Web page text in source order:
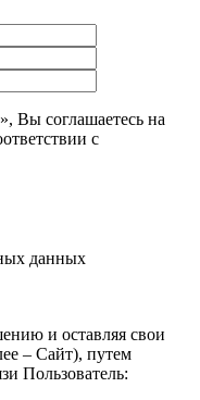
Вы соглашаетесь на
с
данных
и оставляя свои
– Сайт), путем
Пользователь: